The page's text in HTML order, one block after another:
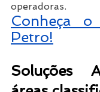
operadoras.
Conheça o
Petro!
Soluções